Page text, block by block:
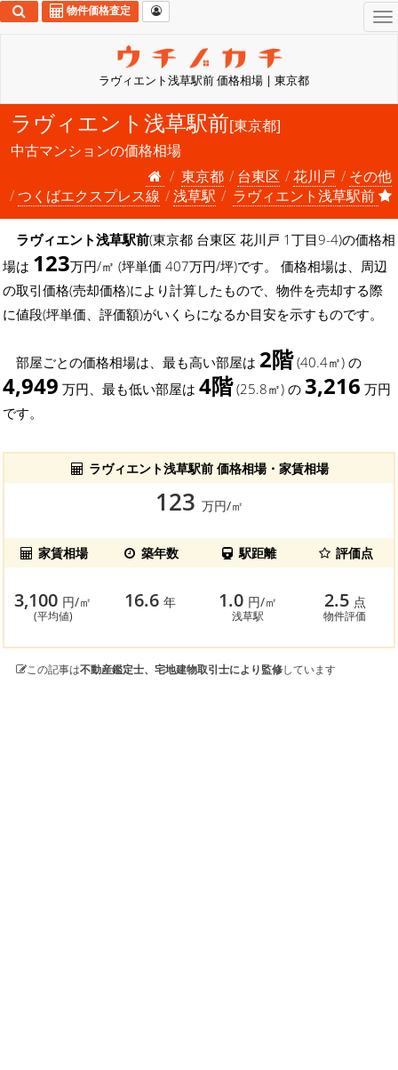
ラヴィエント浅草駅前 価格相場 | 東京都
物件価格査定
ラヴィエント浅草駅前[東京都]
中古マンションの価格相場
東京都
台東区 花川戸
その他
つくばエクスプレス線
浅草駅 ラヴィエント浅草駅前
ラヴィエント浅草駅前(東京都 台東区 花川戸 1丁目9-4)の価格相
場は 123万円/㎡ (坪単価 407万円/坪)です。 価格相場は、周辺
の取引価格(売却価格)により計算したもので、物件を売却する際
に値段(坪単価、評価額)がいくらになるか目安を示すものです。
部屋ごとの価格相場は、最も高い部屋は 2階(40.4㎡) の
4,949 万円、最も低い部屋は 4階(25.8㎡) の 3,216 万円
です。
ラヴィエント浅草駅前 価格相場・家賃相場
123 万円/㎡
家賃相場 築年数 駅距離 評価点
3,100 円/㎡
(平均値)
16.6年 1.0 円/㎡
浅草駅
2.5 点
物件評価
この記事は不動産鑑定士、宅地建物取引士により監修しています